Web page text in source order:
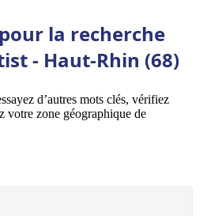
la recherche
- Haut-Rhin (68)
d’autres mots clés, vérifiez
votre zone géographique de